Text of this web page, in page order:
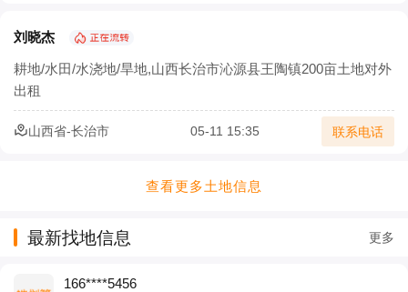
刘晓杰
耕地/水田/水浇地/旱地,山西长治市沁源县王陶镇200亩土地对外
出租
山西省-长治市 05-11 15:35 联系电话
查看更多土地信息
最新找地信息 更多
166****5456